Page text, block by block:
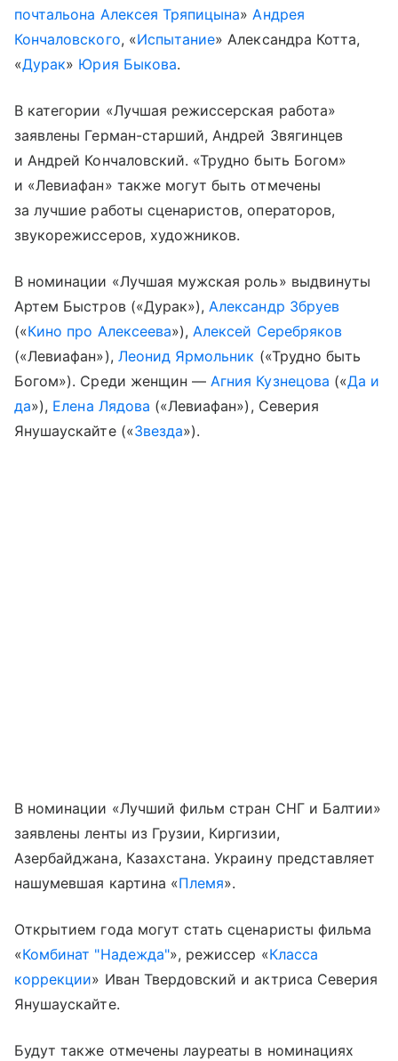
почтальона Алексея Тряпицына» Андрея
Кончаловского, «Испытание» Александра Котта,
«Дурак» Юрия Быкова.
В категории «Лучшая режиссерская работа»
заявлены Герман-старший, Андрей Звягинцев
и Андрей Кончаловский. «Трудно быть Богом»
и «Левиафан» также могут быть отмечены
за лучшие работы сценаристов, операторов,
звукорежиссеров, художников.
В номинации «Лучшая мужская роль» выдвинуты
Артем Быстров («Дурак»), Александр Збруев
(«Кино про Алексеева»), Алексей Серебряков
(«Левиафан»), Леонид Ярмольник («Трудно быть
Богом»). Среди женщин — Агния Кузнецова («Да и
да»), Елена Лядова («Левиафан»), Северия
Янушаускайте («Звезда»).
В номинации «Лучший фильм стран СНГ и Балтии»
заявлены ленты из Грузии, Киргизии,
Азербайджана, Казахстана. Украину представляет
нашумевшая картина «Племя».
Открытием года могут стать сценаристы фильма
«Комбинат "Надежда"», режиссер «Класса
коррекции» Иван Твердовский и актриса Северия
Янушаускайте.
Будут также отмечены лауреаты в номинациях